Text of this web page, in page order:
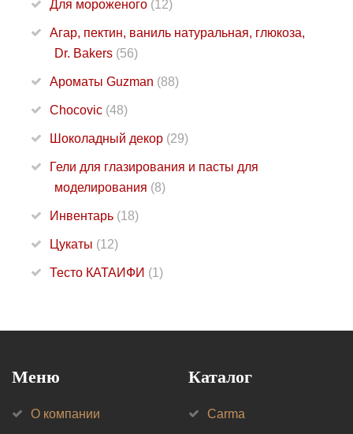
Для мороженого (12)
Агар, пектин, ваниль натуральная, глюкоза,
Dr. Bakers (56)
Ароматы Guzman (88)
Chocovic (48)
Шоколадный декор (29)
Гели для глазирования и пасты для
моделирования (8)
Инвентарь (18)
Цукаты (12)
Тесто КАТАИФИ (1)
Меню
О компании
Каталог
Carma